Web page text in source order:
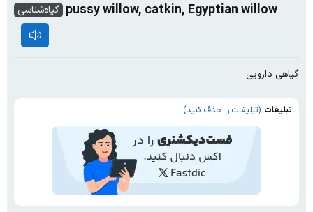
گیاه‌شناسی pussy willow, catkin, Egyptian willow
گیاهی دارویی
تبلیغات (تبلیغات را حذف کنید)